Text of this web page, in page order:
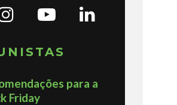
para a
Friday